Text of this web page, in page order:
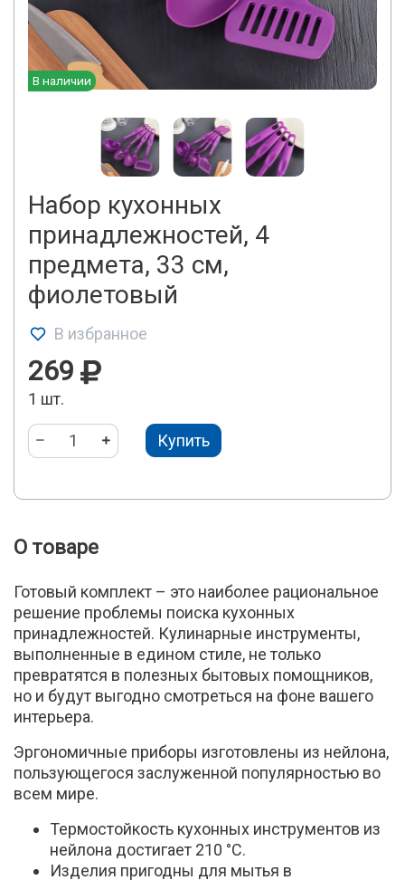
В наличии
Набор кухонных
принадлежностей, 4
предмета, 33 см,
фиолетовый
В избранное
269
1 шт.
Купить
О товаре
Готовый комплект – это наиболее рациональное
решение проблемы поиска кухонных
принадлежностей. Кулинарные инструменты,
выполненные в едином стиле, не только
превратятся в полезных бытовых помощников,
но и будут выгодно смотреться на фоне вашего
интерьера.
Эргономичные приборы изготовлены из нейлона,
пользующегося заслуженной популярностью во
всем мире.
Термостойкость кухонных инструментов из
нейлона достигает 210 °C.
Изделия пригодны для мытья в